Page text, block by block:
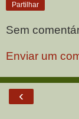
Partilhar
Sem
Enviar um
‹